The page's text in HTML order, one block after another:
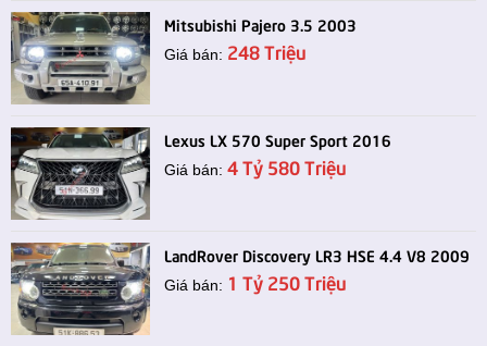
Mitsubishi Pajero 3.5 2003
Giá bán: 248 Triệu
Lexus LX 570 Super Sport 2016
Giá bán:4 Tỷ 580 Triệu
LandRover Discovery LR3 HSE 4.4 V8 2009
Giá bán: 1 Tỷ 250 Triệu